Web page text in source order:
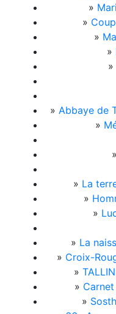
»
»
»
»
»
» Abbaye de
»
»
» La
»
»
» La
» Croix-
»
»
»